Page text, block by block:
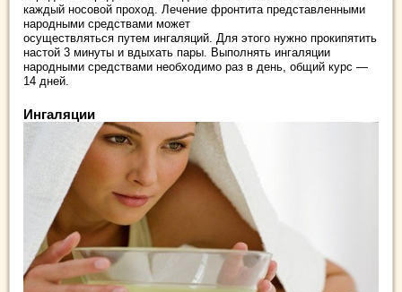
каждый носовой проход. Лечение фронтита представленными
народными средствами может
осуществляться путем ингаляций. Для этого нужно прокипятить
настой 3 минуты и вдыхать пары. Выполнять ингаляции
народными средствами необходимо раз в день, общий курс —
14 дней.
Ингаляции